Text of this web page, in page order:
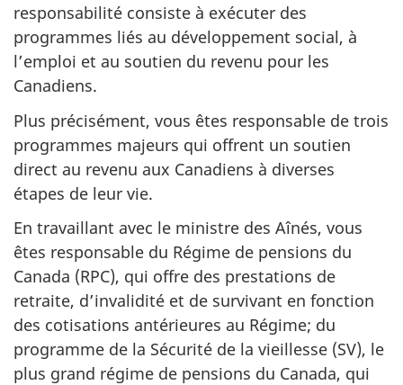
responsabilité consiste à exécuter des
programmes liés au développement social, à
l’emploi et au soutien du revenu pour les
Canadiens.
Plus précisément, vous êtes responsable de trois
programmes majeurs qui offrent un soutien
direct au revenu aux Canadiens à diverses
étapes de leur vie.
En travaillant avec le ministre des Aînés, vous
êtes responsable du Régime de pensions du
Canada (RPC), qui offre des prestations de
retraite, d’invalidité et de survivant en fonction
des cotisations antérieures au Régime; du
programme de la Sécurité de la vieillesse (SV), le
plus grand régime de pensions du Canada, qui